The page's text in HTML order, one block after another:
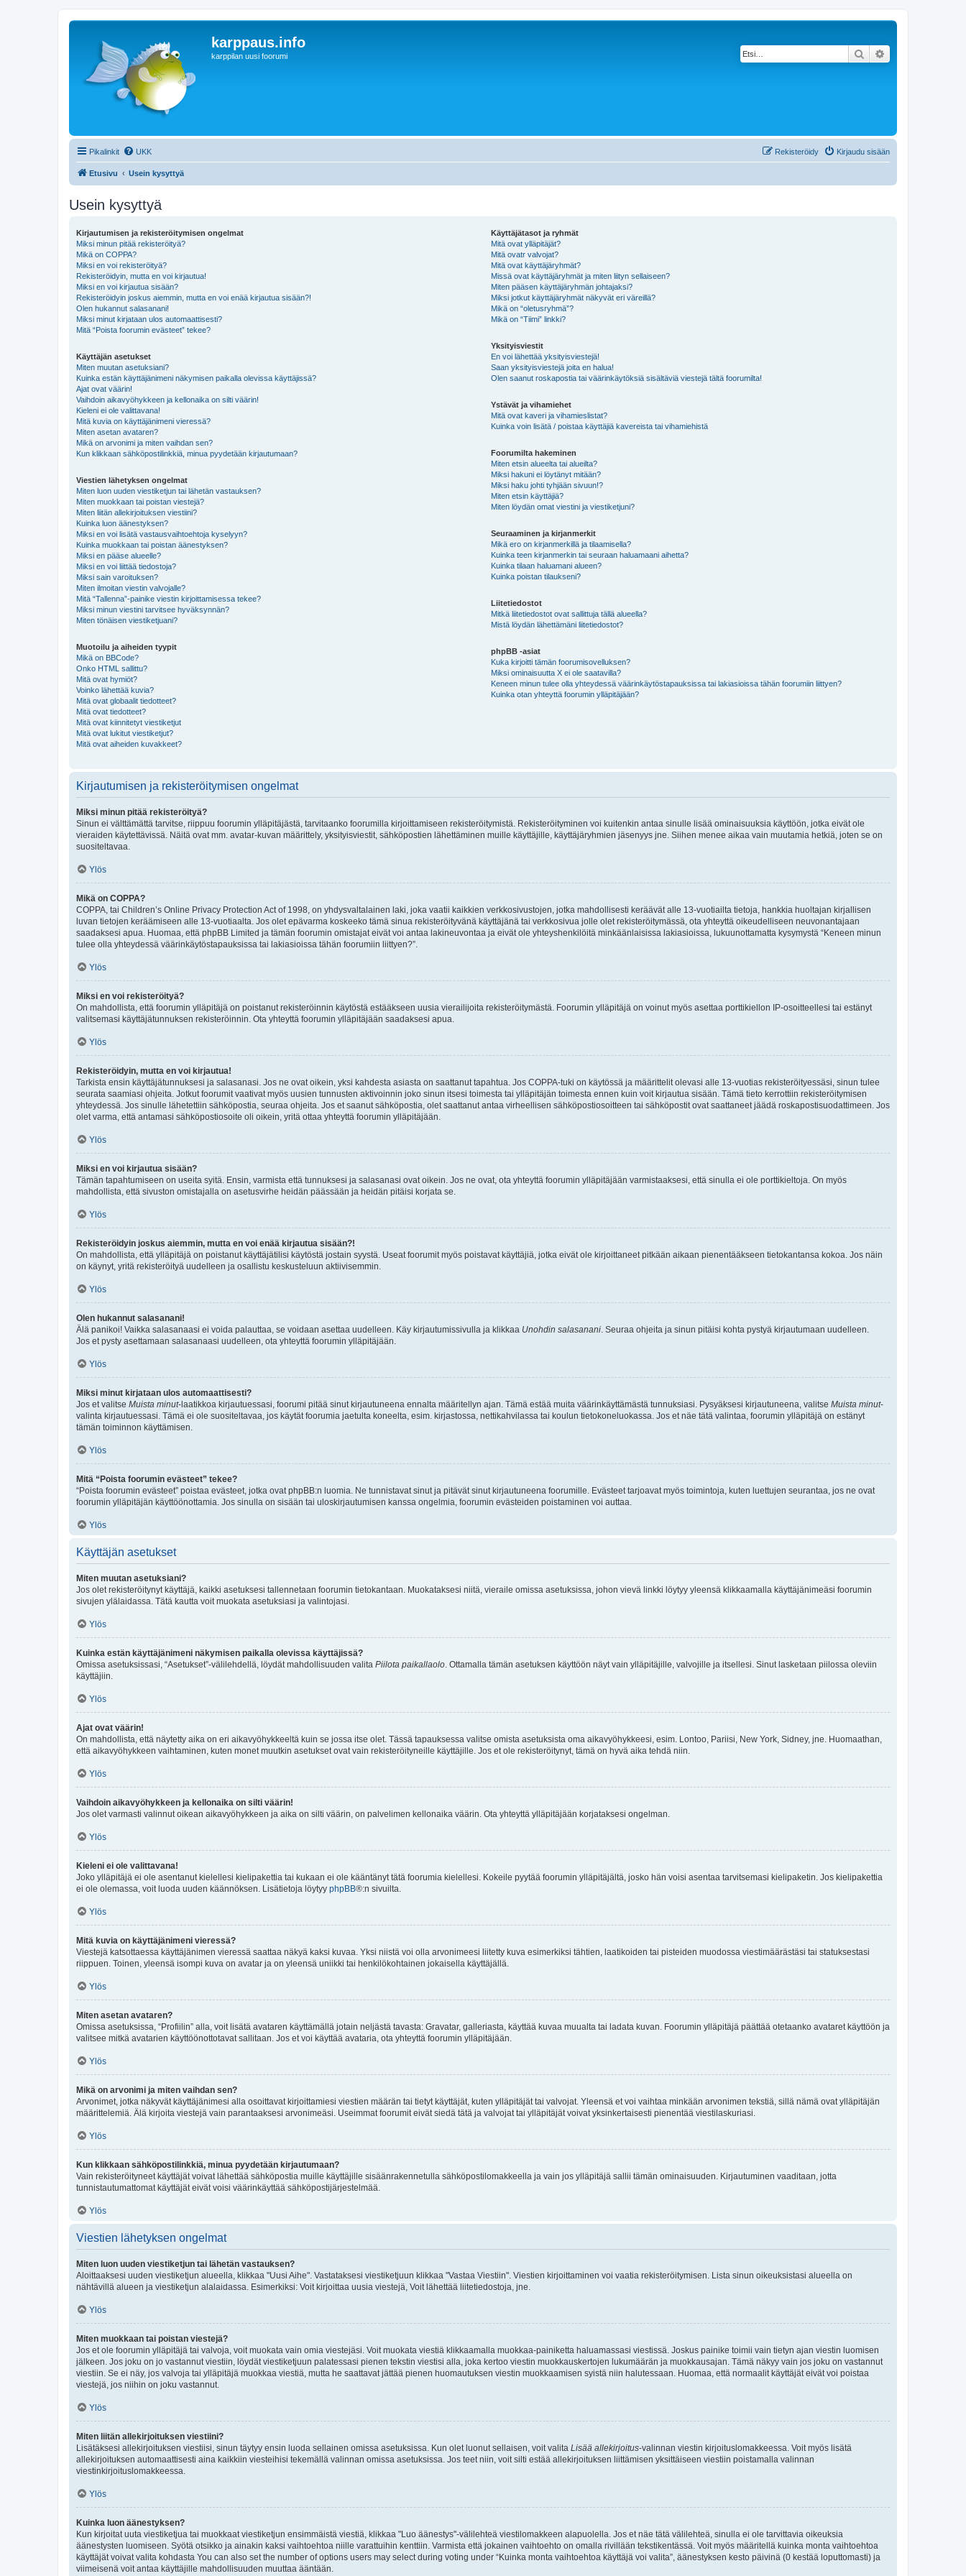
karppaus.info
karppilan uusi foorumi Etsi
Pikalinkit UKK Kirjaudu sisään
Rekisteröidy
Etusivu Usein kysyttyä
Usein kysyttyä
Kirjautumisen ja rekisteröitymisen ongelmat
Miksi minun pitää rekisteröityä?
Mikä on COPPA?
Miksi en voi rekisteröityä?
Rekisteröidyin, mutta en voi kirjautua!
Miksi en voi kirjautua sisään?
Rekisteröidyin joskus aiemmin, mutta en voi enää kirjautua sisään?!
Olen hukannut salasanani!
Miksi minut kirjataan ulos automaattisesti?
Mitä “Poista foorumin evästeet” tekee?
Käyttäjän asetukset
Miten muutan asetuksiani?
Kuinka estän käyttäjänimeni näkymisen paikalla olevissa käyttäjissä?
Ajat ovat väärin!
Vaihdoin aikavyöhykkeen ja kellonaika on silti väärin!
Kieleni ei ole valittavana!
Mitä kuvia on käyttäjänimeni vieressä?
Miten asetan avataren?
Mikä on arvonimi ja miten vaihdan sen?
Kun klikkaan sähköpostilinkkiä, minua pyydetään kirjautumaan?
Viestien lähetyksen ongelmat
Miten luon uuden viestiketjun tai lähetän vastauksen?
Miten muokkaan tai poistan viestejä?
Miten liitän allekirjoituksen viestiini?
Kuinka luon äänestyksen?
Miksi en voi lisätä vastausvaihtoehtoja kyselyyn?
Kuinka muokkaan tai poistan äänestyksen?
Miksi en pääse alueelle?
Miksi en voi liittää tiedostoja?
Miksi sain varoituksen?
Miten ilmoitan viestin valvojalle?
Mitä “Tallenna”-painike viestin kirjoittamisessa tekee?
Miksi minun viestini tarvitsee hyväksynnän?
Miten tönäisen viestiketjuani?
Muotoilu ja aiheiden tyypit
Mikä on BBCode?
Onko HTML sallittu?
Mitä ovat hymiöt?
Voinko lähettää kuvia?
Mitä ovat globaalit tiedotteet?
Mitä ovat tiedotteet?
Mitä ovat kiinnitetyt viestiketjut
Mitä ovat lukitut viestiketjut?
Mitä ovat aiheiden kuvakkeet?
Käyttäjätasot ja ryhmät
Mitä ovat ylläpitäjät?
Mitä ovatr valvojat?
Mitä ovat käyttäjäryhmät?
Missä ovat käyttäjäryhmät ja miten liityn sellaiseen?
Miten pääsen käyttäjäryhmän johtajaksi?
Miksi jotkut käyttäjäryhmät näkyvät eri väreillä?
Mikä on “oletusryhmä”?
Mikä on “Tiimi” linkki?
Yksityisviestit
En voi lähettää yksityisviestejä!
Saan yksityisviestejä joita en halua!
Olen saanut roskapostia tai väärinkäytöksiä sisältäviä viestejä tältä foorumilta!
Ystävät ja vihamiehet
Mitä ovat kaveri ja vihamieslistat?
Kuinka voin lisätä / poistaa käyttäjiä kavereista tai vihamiehistä
Foorumilta hakeminen
Miten etsin alueelta tai alueilta?
Miksi hakuni ei löytänyt mitään?
Miksi haku johti tyhjään sivuun!?
Miten etsin käyttäjiä?
Miten löydän omat viestini ja viestiketjuni?
Seuraaminen ja kirjanmerkit
Mikä ero on kirjanmerkillä ja tilaamisella?
Kuinka teen kirjanmerkin tai seuraan haluamaani aihetta?
Kuinka tilaan haluamani alueen?
Kuinka poistan tilaukseni?
Liitetiedostot
Mitkä liitetiedostot ovat sallittuja tällä alueella?
Mistä löydän lähettämäni liitetiedostot?
phpBB -asiat
Kuka kirjoitti tämän foorumisovelluksen?
Miksi ominaisuutta X ei ole saatavilla?
Keneen minun tulee olla yhteydessä väärinkäytöstapauksissa tai lakiasioissa tähän foorumiin liittyen?
Kuinka otan yhteyttä foorumin ylläpitäjään?
Kirjautumisen ja rekisteröitymisen ongelmat
Miksi minun pitää rekisteröityä?
Sinun ei välttämättä tarvitse, riippuu foorumin ylläpitäjästä, tarvitaanko foorumilla kirjoittamiseen rekisteröitymistä. Rekisteröityminen voi kuitenkin antaa sinulle lisää ominaisuuksia käyttöön, jotka eivät ole
vieraiden käytettävissä. Näitä ovat mm. avatar-kuvan määrittely, yksityisviestit, sähköpostien lähettäminen muille käyttäjille, käyttäjäryhmien jäsenyys jne. Siihen menee aikaa vain muutamia hetkiä, joten se on
suositeltavaa.
Ylös
Mikä on COPPA?
COPPA, tai Children’s Online Privacy Protection Act of 1998, on yhdysvaltalainen laki, joka vaatii kaikkien verkkosivustojen, jotka mahdollisesti keräävät alle 13-vuotiailta tietoja, hankkia huoltajan kirjallisen
luvan tietojen keräämiseen alle 13-vuotiaalta. Jos olet epävarma koskeeko tämä sinua rekisteröityvänä käyttäjänä tai verkkosivua jolle olet rekisteröitymässä, ota yhteyttä oikeudelliseen neuvonantajaan
saadaksesi apua. Huomaa, että phpBB Limited ja tämän foorumin omistajat eivät voi antaa lakineuvontaa ja eivät ole yhteyshenkilöitä minkäänlaisissa lakiasioissa, lukuunottamatta kysymystä “Keneen minun
tulee olla yhteydessä väärinkäytöstapauksissa tai lakiasioissa tähän foorumiin liittyen?”.
Ylös
Miksi en voi rekisteröityä?
On mahdollista, että foorumin ylläpitäjä on poistanut rekisteröinnin käytöstä estääkseen uusia vierailijoita rekisteröitymästä. Foorumin ylläpitäjä on voinut myös asettaa porttikiellon IP-osoitteellesi tai estänyt
valitsemasi käyttäjätunnuksen rekisteröinnin. Ota yhteyttä foorumin ylläpitäjään saadaksesi apua.
Ylös
Rekisteröidyin, mutta en voi kirjautua!
Tarkista ensin käyttäjätunnuksesi ja salasanasi. Jos ne ovat oikein, yksi kahdesta asiasta on saattanut tapahtua. Jos COPPA-tuki on käytössä ja määrittelit olevasi alle 13-vuotias rekisteröityessäsi, sinun tulee
seurata saamiasi ohjeita. Jotkut foorumit vaativat myös uusien tunnusten aktivoinnin joko sinun itsesi toimesta tai ylläpitäjän toimesta ennen kuin voit kirjautua sisään. Tämä tieto kerrottiin rekisteröitymisen
yhteydessä. Jos sinulle lähetettiin sähköpostia, seuraa ohjeita. Jos et saanut sähköpostia, olet saattanut antaa virheellisen sähköpostiosoitteen tai sähköpostit ovat saattaneet jäädä roskapostisuodattimeen. Jos
olet varma, että antamasi sähköpostiosoite oli oikein, yritä ottaa yhteyttä foorumin ylläpitäjään.
Ylös
Miksi en voi kirjautua sisään?
Tämän tapahtumiseen on useita syitä. Ensin, varmista että tunnuksesi ja salasanasi ovat oikein. Jos ne ovat, ota yhteyttä foorumin ylläpitäjään varmistaaksesi, että sinulla ei ole porttikieltoja. On myös
mahdollista, että sivuston omistajalla on asetusvirhe heidän päässään ja heidän pitäisi korjata se.
Ylös
Rekisteröidyin joskus aiemmin, mutta en voi enää kirjautua sisään?!
On mahdollista, että ylläpitäjä on poistanut käyttäjätilisi käytöstä jostain syystä. Useat foorumit myös poistavat käyttäjiä, jotka eivät ole kirjoittaneet pitkään aikaan pienentääkseen tietokantansa kokoa. Jos näin
on käynyt, yritä rekisteröityä uudelleen ja osallistu keskusteluun aktiivisemmin.
Ylös
Olen hukannut salasanani!
Älä panikoi! Vaikka salasanaasi ei voida palauttaa, se voidaan asettaa uudelleen. Käy kirjautumissivulla ja klikkaa Unohdin salasanani. Seuraa ohjeita ja sinun pitäisi kohta pystyä kirjautumaan uudelleen.
Jos et pysty asettamaan salasanaasi uudelleen, ota yhteyttä foorumin ylläpitäjään.
Ylös
Miksi minut kirjataan ulos automaattisesti?
Jos et valitse Muista minut-laatikkoa kirjautuessasi, foorumi pitää sinut kirjautuneena ennalta määritellyn ajan. Tämä estää muita väärinkäyttämästä tunnuksiasi. Pysyäksesi kirjautuneena, valitse Muista minut-
valinta kirjautuessasi. Tämä ei ole suositeltavaa, jos käytät foorumia jaetulta koneelta, esim. kirjastossa, nettikahvilassa tai koulun tietokoneluokassa. Jos et näe tätä valintaa, foorumin ylläpitäjä on estänyt
tämän toiminnon käyttämisen.
Ylös
Mitä “Poista foorumin evästeet” tekee?
“Poista foorumin evästeet” poistaa evästeet, jotka ovat phpBB:n luomia. Ne tunnistavat sinut ja pitävät sinut kirjautuneena foorumille. Evästeet tarjoavat myös toimintoja, kuten luettujen seurantaa, jos ne ovat
foorumin ylläpitäjän käyttöönottamia. Jos sinulla on sisään tai uloskirjautumisen kanssa ongelmia, foorumin evästeiden poistaminen voi auttaa.
Ylös
Käyttäjän asetukset
Miten muutan asetuksiani?
Jos olet rekisteröitynyt käyttäjä, kaikki asetuksesi tallennetaan foorumin tietokantaan. Muokataksesi niitä, vieraile omissa asetuksissa, johon vievä linkki löytyy yleensä klikkaamalla käyttäjänimeäsi foorumin
sivujen ylälaidassa. Tätä kautta voit muokata asetuksiasi ja valintojasi.
Ylös
Kuinka estän käyttäjänimeni näkymisen paikalla olevissa käyttäjissä?
Omissa asetuksissasi, “Asetukset”-välilehdellä, löydät mahdollisuuden valita Piilota paikallaolo. Ottamalla tämän asetuksen käyttöön näyt vain ylläpitäjille, valvojille ja itsellesi. Sinut lasketaan piilossa oleviin
käyttäjiin.
Ylös
Ajat ovat väärin!
On mahdollista, että näytetty aika on eri aikavyöhykkeeltä kuin se jossa itse olet. Tässä tapauksessa valitse omista asetuksista oma aikavyöhykkeesi, esim. Lontoo, Pariisi, New York, Sidney, jne. Huomaathan,
että aikavyöhykkeen vaihtaminen, kuten monet muutkin asetukset ovat vain rekisteröityneille käyttäjille. Jos et ole rekisteröitynyt, tämä on hyvä aika tehdä niin.
Ylös
Vaihdoin aikavyöhykkeen ja kellonaika on silti väärin!
Jos olet varmasti valinnut oikean aikavyöhykkeen ja aika on silti väärin, on palvelimen kellonaika väärin. Ota yhteyttä ylläpitäjään korjataksesi ongelman.
Ylös
Kieleni ei ole valittavana!
Joko ylläpitäjä ei ole asentanut kielellesi kielipakettia tai kukaan ei ole kääntänyt tätä foorumia kielellesi. Kokeile pyytää foorumin ylläpitäjältä, josko hän voisi asentaa tarvitsemasi kielipaketin. Jos kielipakettia
ei ole olemassa, voit luoda uuden käännöksen. Lisätietoja löytyy phpBB®:n sivuilta.
Ylös
Mitä kuvia on käyttäjänimeni vieressä?
Viestejä katsottaessa käyttäjänimen vieressä saattaa näkyä kaksi kuvaa. Yksi niistä voi olla arvonimeesi liitetty kuva esimerkiksi tähtien, laatikoiden tai pisteiden muodossa viestimäärästäsi tai statuksestasi
riippuen. Toinen, yleensä isompi kuva on avatar ja on yleensä uniikki tai henkilökohtainen jokaisella käyttäjällä.
Ylös
Miten asetan avataren?
Omissa asetuksissa, “Profiilin” alla, voit lisätä avataren käyttämällä jotain neljästä tavasta: Gravatar, galleriasta, käyttää kuvaa muualta tai ladata kuvan. Foorumin ylläpitäjä päättää otetaanko avataret käyttöön ja
valitsee mitkä avatarien käyttöönottotavat sallitaan. Jos et voi käyttää avataria, ota yhteyttä foorumin ylläpitäjään.
Ylös
Mikä on arvonimi ja miten vaihdan sen?
Arvonimet, jotka näkyvät käyttäjänimesi alla osoittavat kirjoittamiesi viestien määrän tai tietyt käyttäjät, kuten ylläpitäjät tai valvojat. Yleensä et voi vaihtaa minkään arvonimen tekstiä, sillä nämä ovat ylläpitäjän
määrittelemiä. Älä kirjoita viestejä vain parantaaksesi arvonimeäsi. Useimmat foorumit eivät siedä tätä ja valvojat tai ylläpitäjät voivat yksinkertaisesti pienentää viestilaskuriasi.
Ylös
Kun klikkaan sähköpostilinkkiä, minua pyydetään kirjautumaan?
Vain rekisteröityneet käyttäjät voivat lähettää sähköpostia muille käyttäjille sisäänrakennetulla sähköpostilomakkeella ja vain jos ylläpitäjä sallii tämän ominaisuuden. Kirjautuminen vaaditaan, jotta
tunnistautumattomat käyttäjät eivät voisi väärinkäyttää sähköpostijärjestelmää.
Ylös
Viestien lähetyksen ongelmat
Miten luon uuden viestiketjun tai lähetän vastauksen?
Aloittaaksesi uuden viestiketjun alueella, klikkaa "Uusi Aihe". Vastataksesi viestiketjuun klikkaa "Vastaa Viestiin". Viestien kirjoittaminen voi vaatia rekisteröitymisen. Lista sinun oikeuksistasi alueella on
nähtävillä alueen ja viestiketjun alalaidassa. Esimerkiksi: Voit kirjoittaa uusia viestejä, Voit lähettää liitetiedostoja, jne.
Ylös
Miten muokkaan tai poistan viestejä?
Jos et ole foorumin ylläpitäjä tai valvoja, voit muokata vain omia viestejäsi. Voit muokata viestiä klikkaamalla muokkaa-painiketta haluamassasi viestissä. Joskus painike toimii vain tietyn ajan viestin luomisen
jälkeen. Jos joku on jo vastannut viestiin, löydät viestiketjuun palatessasi pienen tekstin viestisi alla, joka kertoo viestin muokkauskertojen lukumäärän ja muokkausajan. Tämä näkyy vain jos joku on vastannut
viestiin. Se ei näy, jos valvoja tai ylläpitäjä muokkaa viestiä, mutta he saattavat jättää pienen huomautuksen viestin muokkaamisen syistä niin halutessaan. Huomaa, että normaalit käyttäjät eivät voi poistaa
viestejä, jos niihin on joku vastannut.
Ylös
Miten liitän allekirjoituksen viestiini?
Lisätäksesi allekirjoituksen viestiisi, sinun täytyy ensin luoda sellainen omissa asetuksissa. Kun olet luonut sellaisen, voit valita Lisää allekirjoitus-valinnan viestin kirjoituslomakkeessa. Voit myös lisätä
allekirjoituksen automaattisesti aina kaikkiin viesteihisi tekemällä valinnan omissa asetuksissa. Jos teet niin, voit silti estää allekirjoituksen liittämisen yksittäiseen viestiin poistamalla valinnan
viestinkirjoituslomakkeessa.
Ylös
Kuinka luon äänestyksen?
Kun kirjoitat uuta viestiketjua tai muokkaat viestiketjun ensimmäistä viestiä, klikkaa "Luo äänestys"-välilehteä viestilomakkeen alapuolella. Jos et näe tätä välilehteä, sinulla ei ole tarvittavia oikeuksia
äänestysten luomiseen. Syötä otsikko ja ainakin kaksi vaihtoehtoa niille varattuihin kenttiin. Varmista että jokainen vaihtoehto on omalla rivillään tekstikentässä. Voit myös määritellä kuinka monta vaihtoehtoa
käyttäjät voivat valita kohdasta You can also set the number of options users may select during voting under “Kuinka monta vaihtoehtoa käyttäjä voi valita”, äänestyksen kesto päivinä (0 kestää loputtomasti) ja
viimeisenä voit antaa käyttäjille mahdollisuuden muuttaa ääntään.